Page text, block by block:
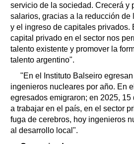
servicio de la sociedad. Crecerá y
salarios, gracias a la reducción de
y el ingreso de capitales privados.
capital privado en el sector nos
talento existente y promover la
talento argentino".
"En el Instituto Balseiro
ingenieros nucleares por año. En
egresados emigraron; en 2025,
a trabajar en el país, en el sector
fuga de cerebros, hoy ingenieros
al desarrollo local".